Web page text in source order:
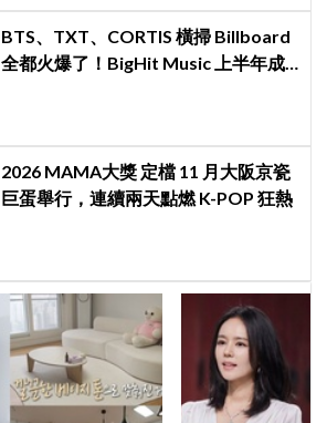
BTS、TXT、CORTIS 橫掃 Billboard
全都火爆了！BigHit Music 上半年成
2026 MAMA大獎 定檔 11 月大阪京瓷
巨蛋舉行，連續兩天點燃 K-POP 狂熱